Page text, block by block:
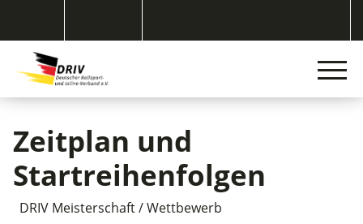
Zeitplan und
Startreihenfolgen
DRIV Meisterschaft / Wettbewerb